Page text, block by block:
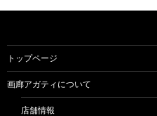
トップページ
画廊アガティについて
店舗情報